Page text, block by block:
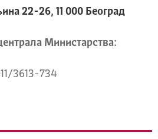
22-26, 11 000 Београд
Mинистарства:
3613-734